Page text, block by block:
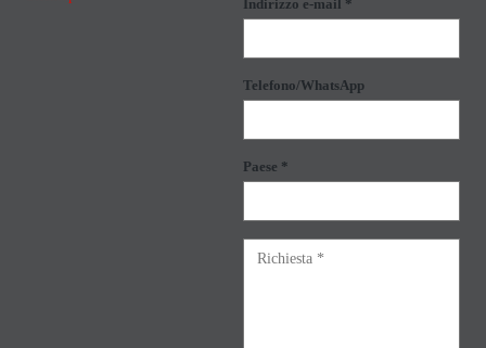
Indirizzo e-mail *
Telefono/WhatsApp
Paese *